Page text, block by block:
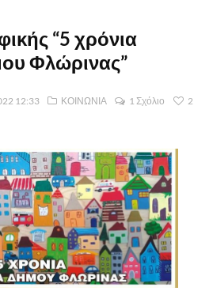
“5 χρόνια
Φλώρινας”
12:33 ΚΟΙΝΩΝΙΑ 1 Σχόλιο 2